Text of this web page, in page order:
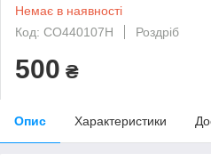
Немає в наявності
Код: CO440107H
Роздріб
500 ₴
Опис Характеристики